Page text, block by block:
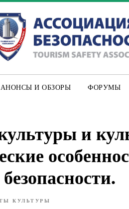
АНОНСЫ И ОБЗОРЫ ФОРУМЫ
и
КУЛЬТУРЫ